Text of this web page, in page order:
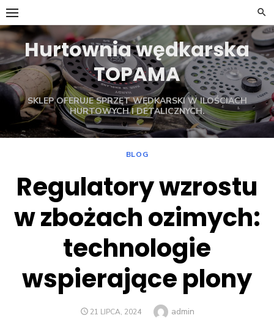
Skip
to
contentHurtownia wędkarska
TOPAMA
SKLEP OFERUJE SPRZĘT WĘDKARSKI W ILOŚCIACH
HURTOWYCH I DETALICZNYCH.
BLOG
Regulatory wzrostu
w zbożach ozimych:
technologie
wspierające plony
POSTED
21 LIPCA, 2024 Author
admin